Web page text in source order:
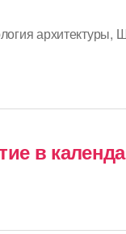
архитектуры,
в